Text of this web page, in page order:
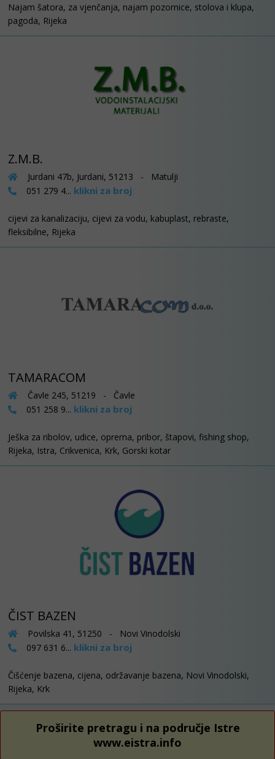
Najam šatora, za vjenčanja, najam pozornice, stolova i klupa,
pagoda, Rijeka
Z.M.B.
Jurdani 47b, Jurdani, 51213 - Matulji
051 279 4... klikni za broj
cijevi za kanalizaciju, cijevi za vodu, kabuplast, rebraste,
fleksibilne, Rijeka
TAMARACOM
Čavle 245, 51219 - Čavle
051 258 9... klikni za broj
Ješka za ribolov, udice, oprema, pribor, štapovi, fishing shop,
Rijeka, Istra, Crikvenica, Krk, Gorski kotar
ČIST BAZEN
Povilska 41, 51250 - Novi Vinodolski
097 631 6... klikni za broj
Čišćenje bazena, cijena, održavanje bazena, Novi Vinodolski,
Rijeka, Krk
Proširite pretragu i na područje Istre
www.eistra.info